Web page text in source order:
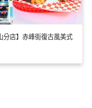
分店】赤峰街復古風美式